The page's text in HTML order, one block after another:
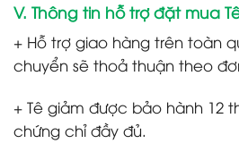
V. Thông tin hỗ trợ đặt mua
+ Hỗ trợ giao hàng trên toàn
chuyển sẽ thoả thuận theo
+ Tê giảm được bảo hành 12
chứng chỉ đầy đủ.